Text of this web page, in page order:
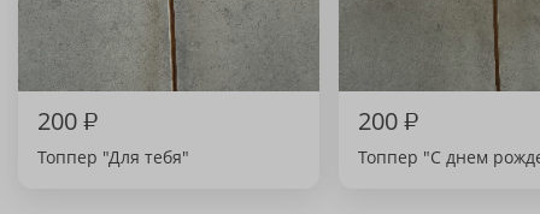
200₽
Топпер "Для тебя"
200₽
Топпер "С днем